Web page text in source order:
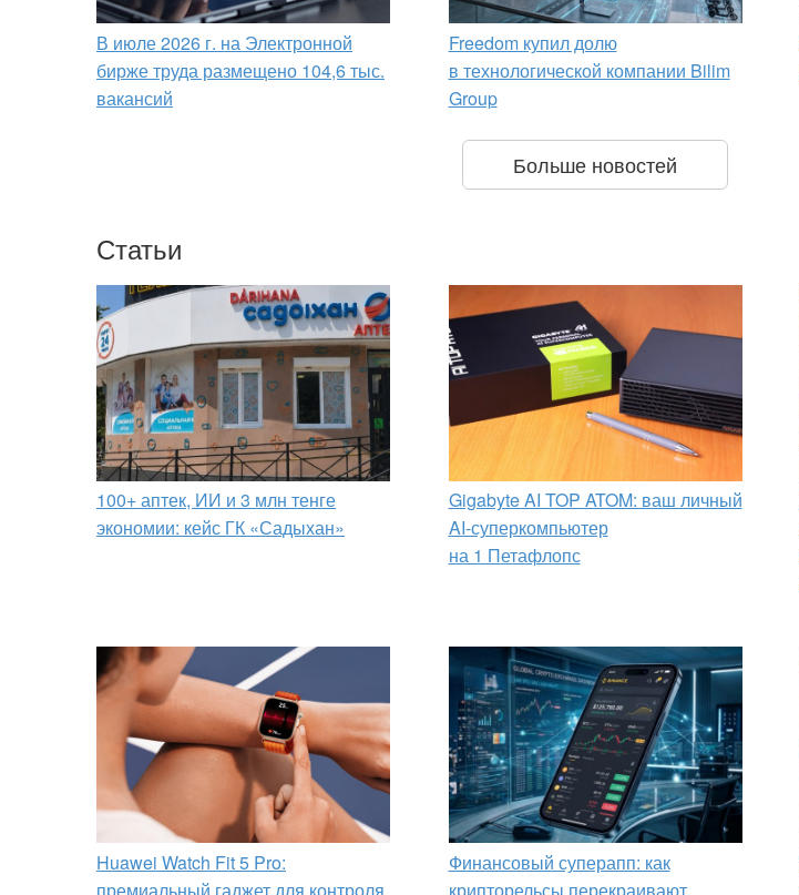
В июле 2026 г. на Электронной
бирже труда размещено 104,6 тыс.
вакансий
Freedom купил долю
в технологической компании Bilim
Group
Больше новостей
Статьи
100+ аптек, ИИ и 3 млн тенге
экономии: кейс ГК «Садыхан»
Gigabyte AI TOP ATOM: ваш личный
AI-суперкомпьютер
на 1 Петафлопс
Huawei Watch Fit 5 Pro:
премиальный гаджет для контроля
Финансовый суперапп: как
крипторельсы перекраивают